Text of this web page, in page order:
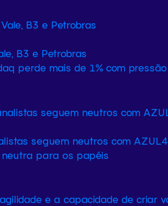
B3 e Petrobras
perde mais de 1% com
seguem neutros com AZUL4
neutra para os papéis